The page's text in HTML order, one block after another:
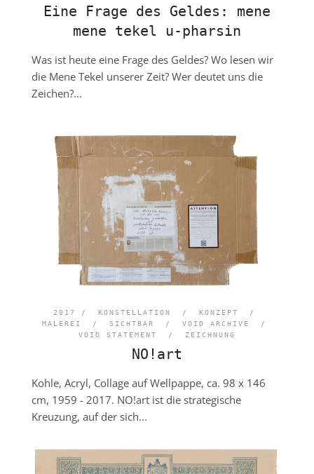
Eine Frage des Geldes: mene
mene tekel u-pharsin
Was ist heute eine Frage des Geldes? Wo lesen wir
die Mene Tekel unserer Zeit? Wer deutet uns die
Zeichen?...
2017 / KONSTELLATION / KONZEPT
/
MALEREI
/ SICHTBAR / VOID ARCHIVE
/
VOID STATEMENT
/ ZEICHNUNG
NO!art
Kohle, Acryl, Collage auf Wellpappe, ca. 98 x 146
cm, 1959 - 2017. NO!art ist die strategische
Kreuzung, auf der sich...